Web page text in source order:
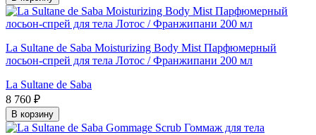
La Sultane de Saba Moisturizing Body Mist Парфюмерный
лосьон-спрей для тела Лотос / Франжипани 200 мл
La Sultane de Saba
8 760 ₽
В корзину